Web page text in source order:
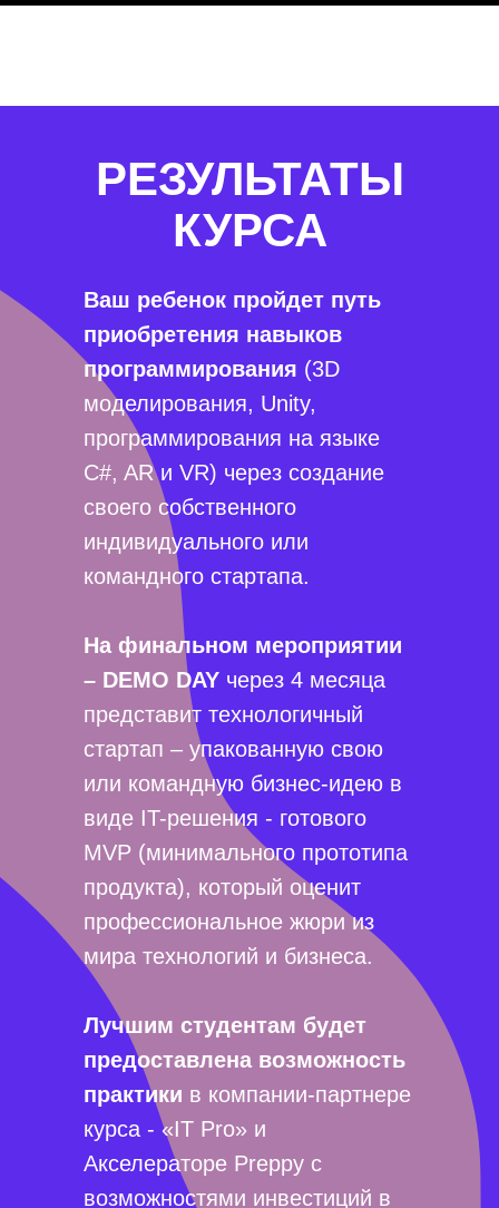
РЕЗУЛЬТАТЫ
КУРСА
Ваш ребенок пройдет путь
приобретения навыков
программирования (3D
моделирования, Unity,
программирования на языке
C#, AR и VR) через создание
своего собственного
индивидуального или
командного стартапа.
На финальном мероприятии
– DEMO DAY через 4 месяца
представит технологичный
стартап – упакованную свою
или командную бизнес-идею в
виде IT-решения - готового
MVP (минимального прототипа
продукта), который оценит
профессиональное жюри из
мира технологий и бизнеса.
Лучшим студентам будет
предоставлена возможность
практики в компании-партнере
курса - «IT Pro» и
Акселераторе Preppy c
возможностями инвестиций в